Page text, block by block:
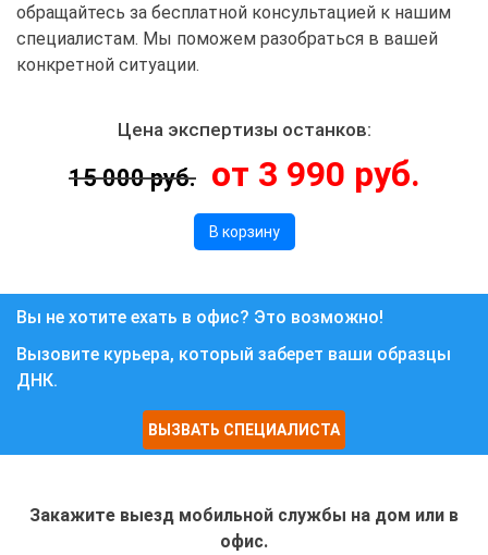
обращайтесь за бесплатной консультацией к нашим
специалистам. Мы поможем разобраться в вашей
конкретной ситуации.
Цена экспертизы останков:
15 000 руб. от 3 990 руб.
В корзину
Вы не хотите ехать в офис? Это возможно!
Вызовите курьера, который заберет ваши образцы
ДНК.
ВЫЗВАТЬ СПЕЦИАЛИСТА
Закажите выезд мобильной службы на дом или в
офис.